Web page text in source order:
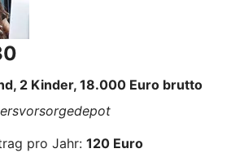
2 Kinder, 18.000 Euro brutto
pro Jahr: 120 Euro